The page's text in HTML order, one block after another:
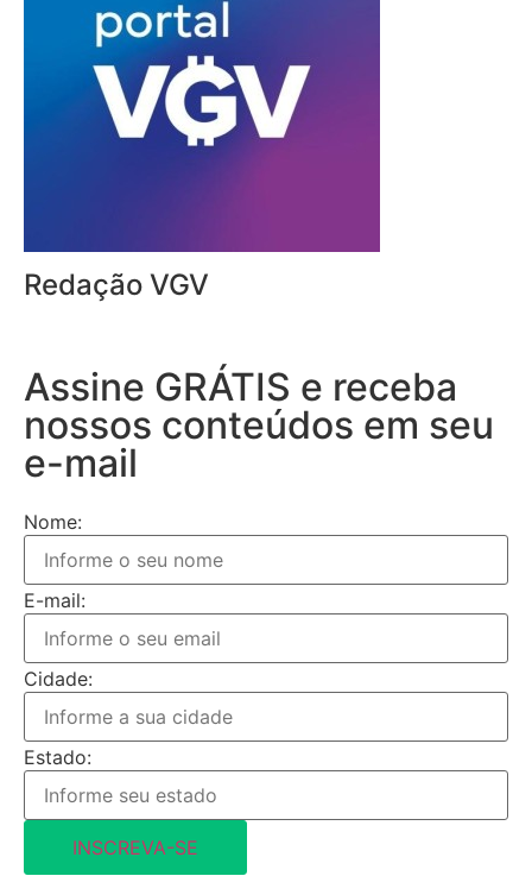
Redação VGV
Assine GRÁTIS e receba
nossos conteúdos em seu
e-mail
Nome:
E-mail:
Cidade:
Estado:
INSCREVA-SE